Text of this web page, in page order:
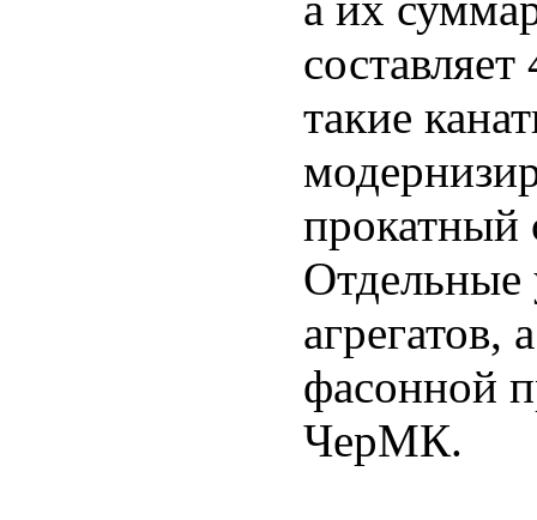
такие
прокатный
Отдельные
агрегатов,
фасонной
ЧерМК.